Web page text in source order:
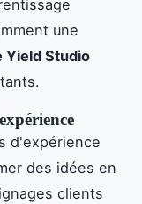
une
Yield Studio
d'expérience
des idées en
clients